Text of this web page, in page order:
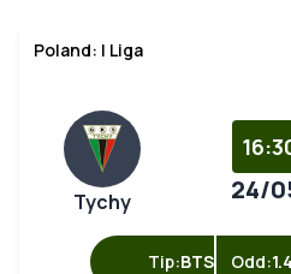
Poland: I Liga
Tychy 24/
Tip:BTS Odd:1.4